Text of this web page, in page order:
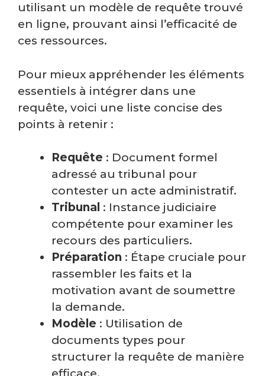
utilisant un modèle de requête trouvé
en ligne, prouvant ainsi l’efficacité de
ces ressources.
Pour mieux appréhender les éléments
essentiels à intégrer dans une
requête, voici une liste concise des
points à retenir :
Requête : Document formel
adressé au tribunal pour
contester un acte administratif.
Tribunal : Instance judiciaire
compétente pour examiner les
recours des particuliers.
Préparation : Étape cruciale pour
rassembler les faits et la
motivation avant de soumettre
la demande.
Modèle : Utilisation de
documents types pour
structurer la requête de manière